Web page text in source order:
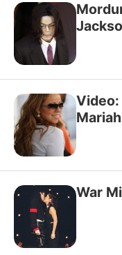
Video:
War